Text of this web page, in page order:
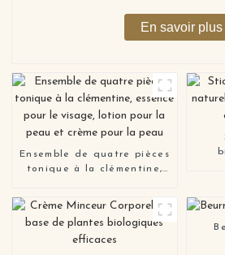
En savoir plus
Ensemble de quatre pièces
tonique à la clémentine,
lotion pour la peau et
crème pour la peau